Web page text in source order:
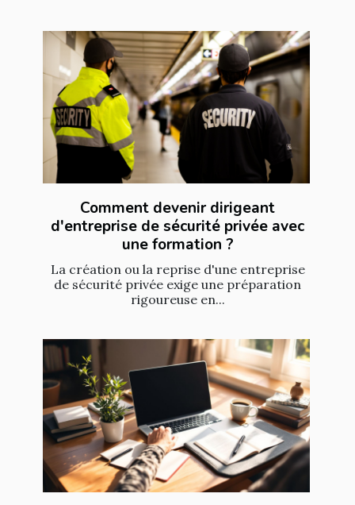
Comment devenir dirigeant
d'entreprise de sécurité privée avec
une formation ?
La création ou la reprise d'une entreprise
de sécurité privée exige une préparation
rigoureuse en...